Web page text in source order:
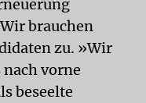
brauchen
zu. »Wir
nach vorne
beseelte